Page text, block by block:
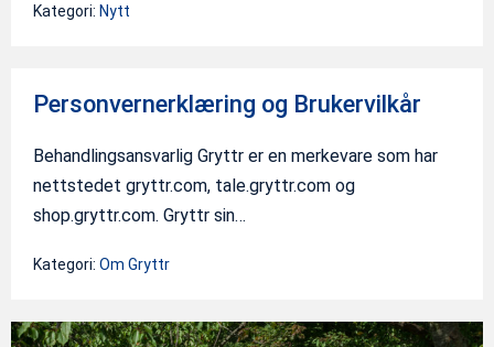
Kategori: Nytt
Personvernerklæring og Brukervilkår
Behandlingsansvarlig Gryttr er en merkevare som har
nettstedet gryttr.com, tale.gryttr.com og
shop.gryttr.com. Gryttr sin…
Kategori: Om Gryttr
The